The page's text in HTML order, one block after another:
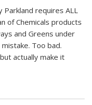
Parkland requires ALL
of Chemicals products
and Greens under
Too bad.
actually make it